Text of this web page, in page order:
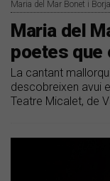
Maria del Mar Bonet i
Maria del
poetes que
La cantant
descobreixen avui
Teatre Micalet, de